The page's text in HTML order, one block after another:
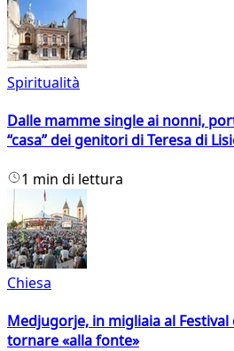
Spiritualità
Dalle mamme single ai nonni,
“casa” dei genitori di Teresa di
1 min di lettura
Chiesa
Medjugorje, in migliaia al
tornare «alla fonte»